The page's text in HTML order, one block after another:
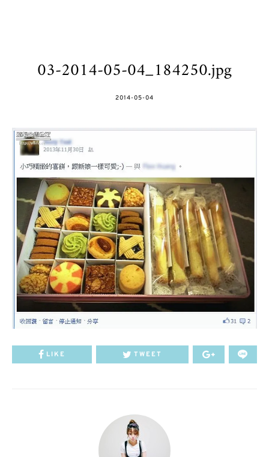
03-2014-05-04_184250.jpg
POSTED
2014-05-04
LIKE TWEET